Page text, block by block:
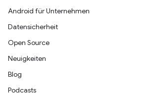
Android für Unternehmen
Datensicherheit
Open Source
Neuigkeiten
Blog
Podcasts